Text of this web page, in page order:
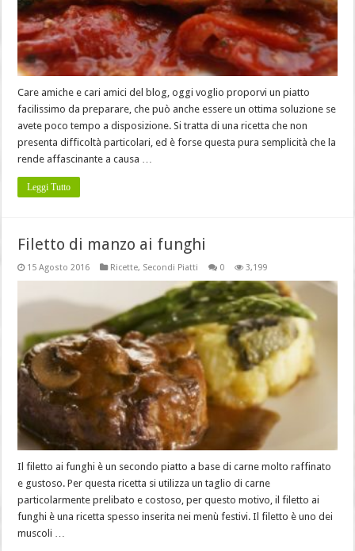
Care amiche e cari amici del blog, oggi voglio proporvi un piatto
facilissimo da preparare, che può anche essere un ottima soluzione se
avete poco tempo a disposizione. Si tratta di una ricetta che non
presenta difficoltà particolari, ed è forse questa pura semplicità che la
rende affascinante a causa …
Leggi Tutto
Filetto di manzo ai funghi
15 Agosto 2016 Ricette, Secondi Piatti 0 3,199
Il filetto ai funghi è un secondo piatto a base di carne molto raffinato
e gustoso. Per questa ricetta si utilizza un taglio di carne
particolarmente prelibato e costoso, per questo motivo, il filetto ai
funghi è una ricetta spesso inserita nei menù festivi. Il filetto è uno dei
muscoli …